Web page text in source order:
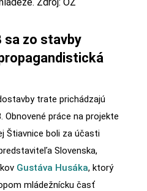
sa zo stavby
trate prichádzajú
Obnovené práce na projekte
Štiavnice boli za účasti
Slovenska,
Gustáva Husáka, ktorý
mládežnícku časť